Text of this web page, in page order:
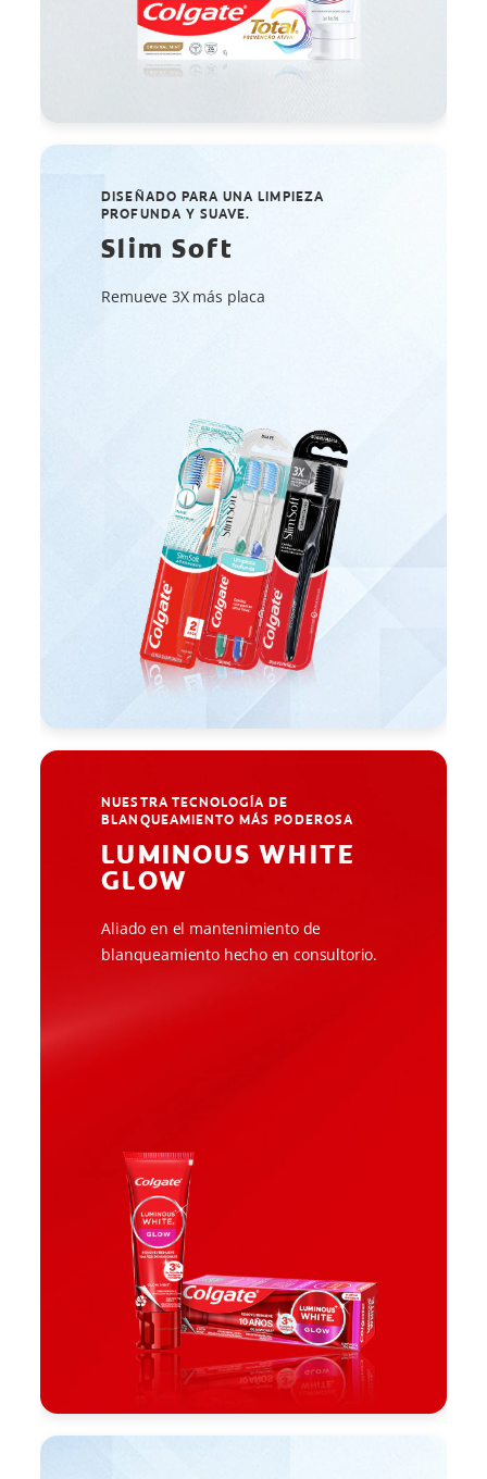
DISEÑADO PARA UNA LIMPIEZA
PROFUNDA Y SUAVE.
Slim Soft
Remueve 3X más placa
NUESTRA TECNOLOGÍA DE
BLANQUEAMIENTO MÁS PODEROSA
LUMINOUS WHITE
GLOW
Aliado en el mantenimiento de
blanqueamiento hecho en consultorio.